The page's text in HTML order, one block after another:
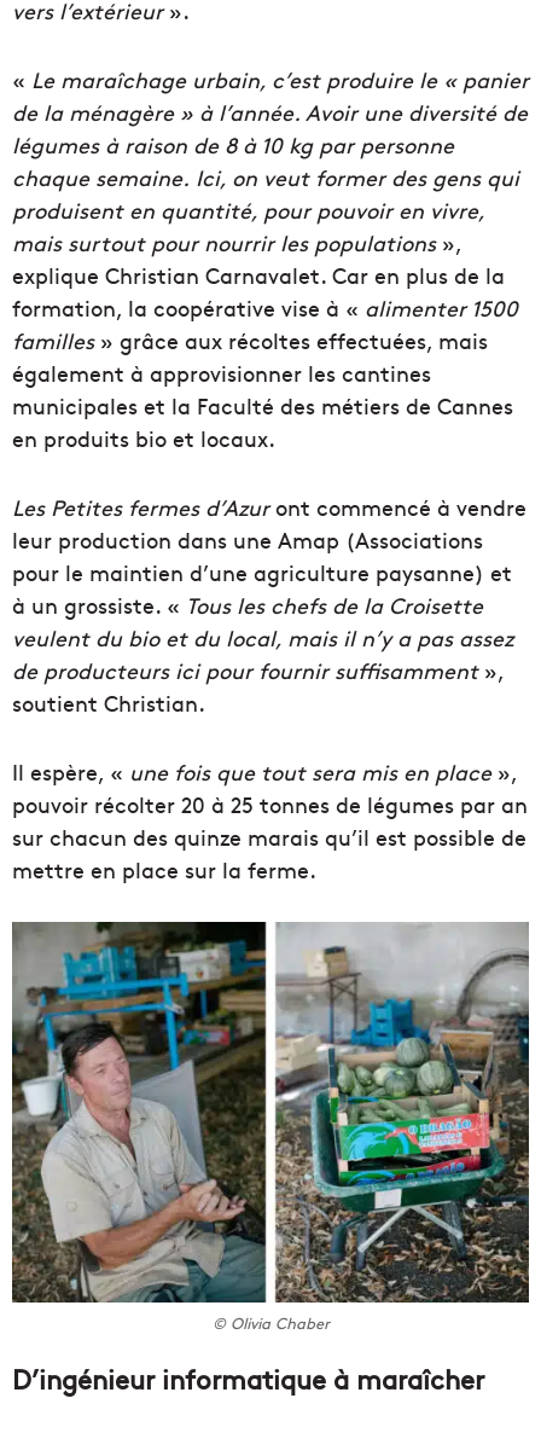
vers l’extérieur».
« Le maraîchage urbain, c’est produire le « panier
de la ménagère » à l’année. Avoir une diversité de
légumes à raison de 8 à 10 kg par personne
chaque semaine. Ici, on veut former des gens qui
produisent en quantité, pour pouvoir en vivre,
mais surtout pour nourrir les populations »,
explique Christian Carnavalet. Car en plus de la
formation, la coopérative vise à « alimenter 1500
familles» grâce aux récoltes effectuées, mais
également à approvisionner les cantines
municipales et la Faculté des métiers de Cannes
en produits bio et locaux.
Les Petites fermes d’Azuront commencé à vendre
leur production dans une Amap (Associations
pour le maintien d’une agriculture paysanne) et
à un grossiste. « Tous les chefs de la Croisette
veulent du bio et du local, mais il n’y a pas assez
de producteurs ici pour fournir suffisamment »,
soutient Christian.
Il espère, « une fois que tout sera mis en place»,
pouvoir récolter 20 à 25 tonnes de légumes par an
sur chacun des quinze marais qu’il est possible de
mettre en place sur la ferme.
© Olivia Chaber
D’ingénieur informatique à maraîcher